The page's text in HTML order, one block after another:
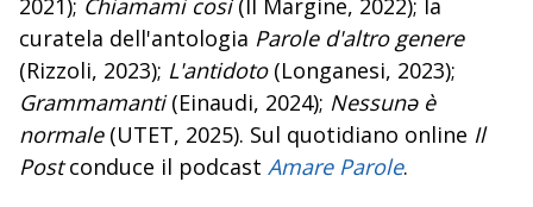
2021); Chiamami così(Il Margine, 2022); la
curatela dell'antologia Parole d'altro genere
(Rizzoli, 2023); L'antidoto(Longanesi, 2023);
Grammamanti(Einaudi, 2024); Nessunə è
normale (UTET, 2025). Sul quotidiano online Il
Postconduce il podcast Amare Parole.